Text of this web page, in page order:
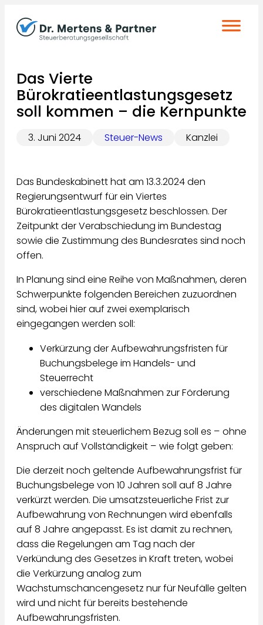
Inhalt
springen
Das Vierte
Bürokratieentlastungsgesetz
soll kommen – die Kernpunkte
3. Juni 2024 Steuer-News Kanzlei
Das Bundeskabinett hat am 13.3.2024 den
Regierungsentwurf für ein Viertes
Bürokratieentlastungsgesetz beschlossen. Der
Zeitpunkt der Verabschiedung im Bundestag
sowie die Zustimmung des Bundesrates sind noch
offen.
In Planung sind eine Reihe von Maßnahmen, deren
Schwerpunkte folgenden Bereichen zuzuordnen
sind, wobei hier auf zwei exemplarisch
eingegangen werden soll:
Verkürzung der Aufbewahrungsfristen für
Buchungsbelege im Handels- und
Steuerrecht
verschiedene Maßnahmen zur Förderung
des digitalen Wandels
Änderungen mit steuerlichem Bezug soll es – ohne
Anspruch auf Vollständigkeit – wie folgt geben:
Die derzeit noch geltende Aufbewahrungsfrist für
Buchungsbelege von 10 Jahren soll auf 8 Jahre
verkürzt werden. Die umsatzsteuerliche Frist zur
Aufbewahrung von Rechnungen wird ebenfalls
auf 8 Jahre angepasst. Es ist damit zu rechnen,
dass die Regelungen am Tag nach der
Verkündung des Gesetzes in Kraft treten, wobei
die Verkürzung analog zum
Wachstumschancengesetz nur für Neufälle gelten
wird und nicht für bereits bestehende
Aufbewahrungsfristen.